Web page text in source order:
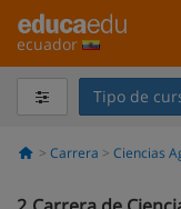
ecuador
Tipo de
Carrera Ciencias